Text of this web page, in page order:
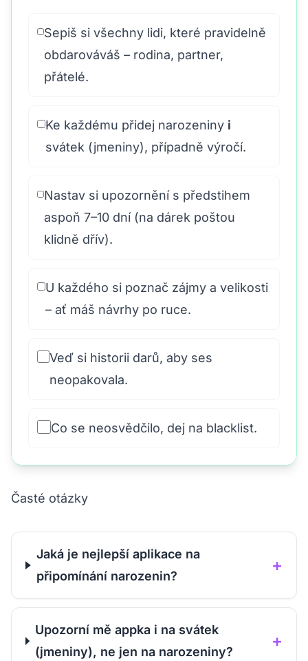
Sepiš si všechny lidi, které pravidelně
obdarováváš – rodina, partner,
přátelé.
Ke každému přidej narozeniny i
svátek (jmeniny), případně výročí.
Nastav si upozornění s předstihem
aspoň 7–10 dní (na dárek poštou
klidně dřív).
U každého si poznač zájmy a velikosti
– ať máš návrhy po ruce.
Veď si historii darů, aby ses
neopakovala.
Co se neosvědčilo, dej na blacklist.
Časté otázky
Jaká je nejlepší aplikace na
připomínání narozenin?
+
Upozorní mě appka i na svátek
(jmeniny), ne jen na narozeniny?
+